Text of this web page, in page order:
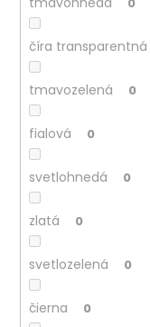
číra transparentná
tmavozelená 0
fialová 0
svetlohnedá 0
zlatá 0
svetlozelená 0
čierna 0